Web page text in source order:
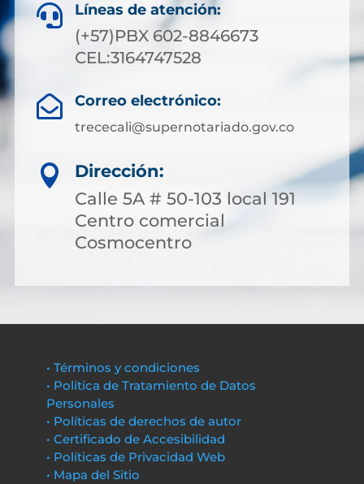
 Líneas de atención:
(+57)PBX 602-8846673
CEL:3164747528
 Correo electrónico:
trececali@supernotariado.gov.co

Dirección:
Calle 5A # 50-103 local 191
Centro comercial
Cosmocentro
• Términos y condiciones
• Política de Tratamiento de Datos
Personales
• Políticas de derechos de autor
• Certificado de Accesibilidad
• Políticas de Privacidad Web
• Mapa del Sitio